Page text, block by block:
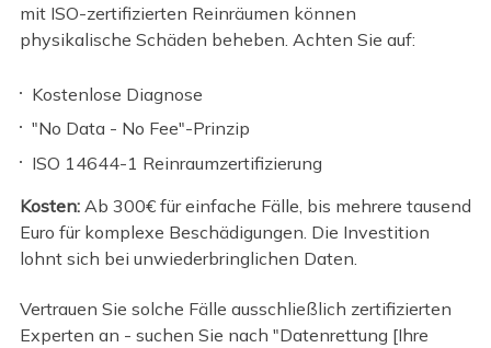
mit ISO-zertifizierten Reinräumen können
physikalische Schäden beheben. Achten Sie auf:
Kostenlose Diagnose
"No Data - No Fee"-Prinzip
ISO 14644-1 Reinraumzertifizierung
Kosten:Ab 300€ für einfache Fälle, bis mehrere tausend
Euro für komplexe Beschädigungen. Die Investition
lohnt sich bei unwiederbringlichen Daten.
Vertrauen Sie solche Fälle ausschließlich zertifizierten
Experten an - suchen Sie nach "Datenrettung [Ihre